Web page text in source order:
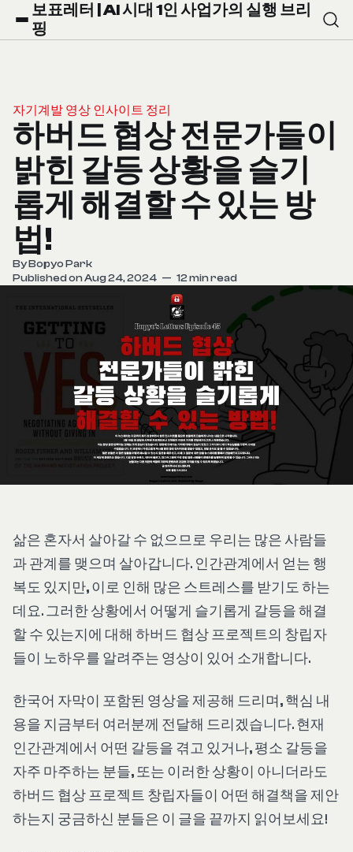
보표레터 | AI 시대 1인 사업가의 실행 브리
핑
자기계발 영상 인사이트 정리
하버드 협상 전문가들이
밝힌 갈등 상황을 슬기
롭게 해결할 수 있는 방
법!
ByBopyo Park
Published on Aug 24, 2024 — 12 min read
삶은 혼자서 살아갈 수 없으므로 우리는 많은 사람들
과 관계를 맺으며 살아갑니다. 인간관계에서 얻는 행
복도 있지만, 이로 인해 많은 스트레스를 받기도 하는
데요. 그러한 상황에서 어떻게 슬기롭게 갈등을 해결
할 수 있는지에 대해 하버드 협상 프로젝트의 창립자
들이 노하우를 알려주는 영상이 있어 소개합니다.
한국어 자막이 포함된 영상을 제공해 드리며, 핵심 내
용을 지금부터 여러분께 전달해 드리겠습니다. 현재
인간관계에서 어떤 갈등을 겪고 있거나, 평소 갈등을
자주 마주하는 분들, 또는 이러한 상황이 아니더라도
하버드 협상 프로젝트 창립자들이 어떤 해결책을 제안
하는지 궁금하신 분들은 이 글을 끝까지 읽어보세요!